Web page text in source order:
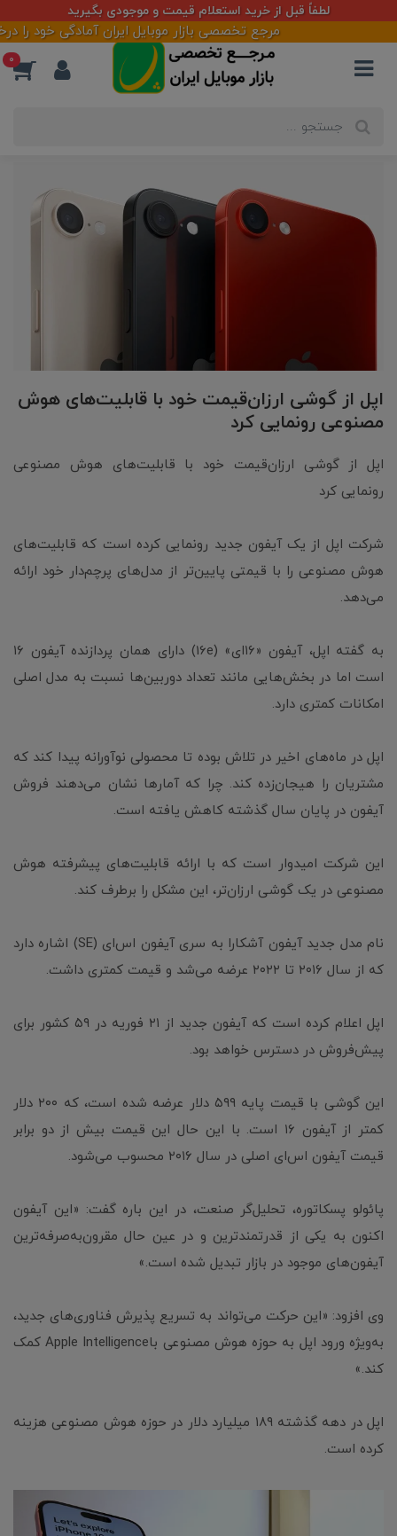
لطفاً قبل از خرید استعلام قیمت و موجودی بگیرید
مرجع تخصصی بازار موبایل ایران آمادگی خود را
0
اپل از گوشی ارزان‌قیمت خود با قابلیت‌های هوش
مصنوعی رونمایی کرد
اپل از گوشی ارزان‌قیمت خود با قابلیت‌های هوش مصنوعی
رونمایی کرد
شرکت اپل از یک آیفون جدید رونمایی کرده است که قابلیت‌های
هوش مصنوعی را با قیمتی پایین‌تر از مدل‌های پرچم‌دار خود ارائه
می‌دهد.
به گفته اپل، آیفون «۱۶ای» (16e) دارای همان پردازنده آیفون ۱۶
است اما در بخش‌هایی مانند تعداد دوربین‌ها نسبت به مدل اصلی
امکانات کمتری دارد.
اپل در ماه‌های اخیر در تلاش بوده تا محصولی نوآورانه پیدا کند که
مشتریان را هیجان‌زده کند. چرا که آمارها نشان می‌دهند فروش
آیفون در پایان سال گذشته کاهش یافته است.
این شرکت امیدوار است که با ارائه قابلیت‌های پیشرفته هوش
مصنوعی در یک گوشی ارزان‌تر، این مشکل را برطرف کند.
نام مدل جدید آیفون آشکارا به سری آیفون اس‌ای (SE) اشاره دارد
که از سال ۲۰۱۶ تا ۲۰۲۲ عرضه می‌شد و قیمت کمتری داشت.
اپل اعلام کرده است که آیفون جدید از ۲۱ فوریه در ۵۹ کشور برای
پیش‌فروش در دسترس خواهد بود.
این گوشی با قیمت پایه ۵۹۹ دلار عرضه شده است، که ۲۰۰ دلار
کمتر از آیفون ۱۶ است. با این حال این قیمت بیش از دو برابر
قیمت آیفون اس‌ای اصلی در سال ۲۰۱۶ محسوب می‌شود.
پائولو پسکاتوره، تحلیل‌گر صنعت، در این باره گفت: «این آیفون
اکنون به یکی از قدرتمندترین و در عین حال مقرون‌به‌صرفه‌ترین
آیفون‌های موجود در بازار تبدیل شده است.»
وی افزود: «این حرکت می‌تواند به تسریع پذیرش فناوری‌های جدید،
به‌ویژه ورود اپل به حوزه هوش مصنوعی باApple Intelligence کمک
کند.»
اپل در دهه گذشته ۱۸۹ میلیارد دلار در حوزه هوش مصنوعی هزینه
کرده است.